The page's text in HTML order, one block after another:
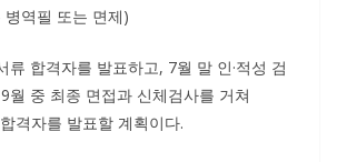
역필 또는 면제)
류 합격자를 발표하고, 7월 말 인·적성 검
월 중 최종 면접과 신체검사를 거쳐
격자를 발표할 계획이다.